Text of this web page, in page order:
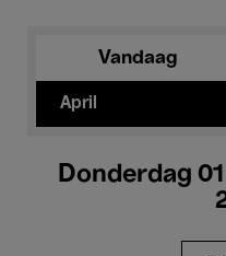
Vandaag
April
Donderdag